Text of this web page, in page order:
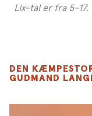
Lix-tal er fra 5-17.
DEN
GUDMAND